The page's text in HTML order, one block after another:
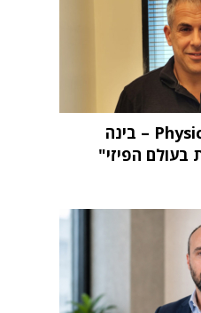
"העתיד הוא Physical AI – בינה
בעולם הפיזי"